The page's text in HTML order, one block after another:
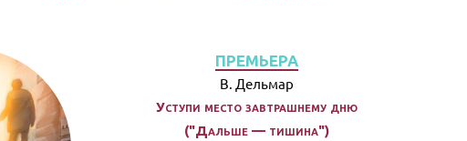
ПРЕМЬЕРА
В. Дельмар
Уступи место завтрашнему дню
("Дальше — тишина")